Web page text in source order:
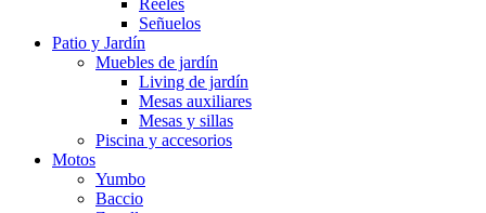
Reeles
Señuelos
Patio y Jardín
Muebles de jardín
Living de jardín
Mesas auxiliares
Mesas y sillas
Piscina y accesorios
Motos
Yumbo
Baccio